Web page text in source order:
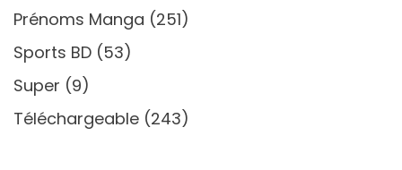
Prénoms Manga (251)
Sports BD (53)
Super (9)
Téléchargeable (243)